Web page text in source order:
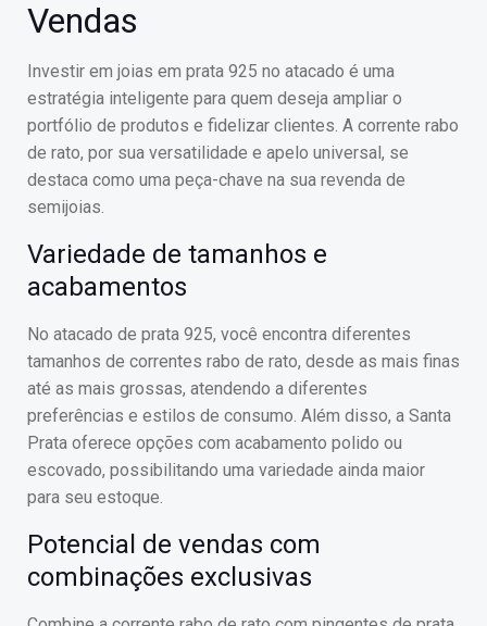
Vendas
Investir em joias em prata 925 no atacado é uma
estratégia inteligente para quem deseja ampliar o
portfólio de produtos e fidelizar clientes. A corrente rabo
de rato, por sua versatilidade e apelo universal, se
destaca como uma peça-chave na sua revenda de
semijoias.
Variedade de tamanhos e
acabamentos
No atacado de prata 925, você encontra diferentes
tamanhos de correntes rabo de rato, desde as mais finas
até as mais grossas, atendendo a diferentes
preferências e estilos de consumo. Além disso, a Santa
Prata oferece opções com acabamento polido ou
escovado, possibilitando uma variedade ainda maior
para seu estoque.
Potencial de vendas com
combinações exclusivas